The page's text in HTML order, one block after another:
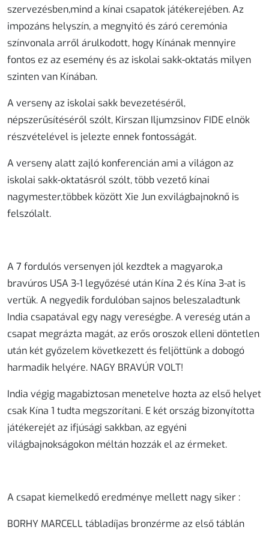
szervezésben,mind a kínai csapatok játékerejében. Az
impozáns helyszín, a megnyitó és záró ceremónia
színvonala arről árulkodott, hogy Kínának mennyire
fontos ez az esemény és az iskolai sakk-oktatás milyen
szinten van Kínában.
A verseny az iskolai sakk bevezetéséről,
népszerűsítéséről szólt, Kirszan Iljumzsinov FIDE elnök
részvételével is jelezte ennek fontosságát.
A verseny alatt zajló konferencián ami a világon az
iskolai sakk-oktatásról szólt, több vezető kínai
nagymester,többek között Xie Jun exvilágbajnoknő is
felszólalt.
A 7 fordulós versenyen jól kezdtek a magyarok,a
bravúros USA 3-1 legyőzésé után Kína 2 és Kína 3-at is
vertük. A negyedik fordulóban sajnos beleszaladtunk
India csapatával egy nagy vereségbe. A vereség után a
csapat megrázta magát, az erős oroszok elleni döntetlen
után két győzelem következett és feljöttünk a dobogó
harmadik helyére. NAGY BRAVÚR VOLT!
India végig magabiztosan menetelve hozta az első helyet
csak Kína 1 tudta megszorítani. E két ország bizonyította
játékerejét az ifjúsági sakkban, az egyéni
világbajnokságokon méltán hozzák el az érmeket.
A csapat kiemelkedő eredménye mellett nagy siker :
BORHY MARCELL tábladíjas bronzérme az első táblán